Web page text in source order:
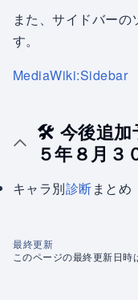
また、サイドバー
す。
MediaWiki:Sidebar
🛠 今後追加
５年８月３
キャラ別診断まとめ
最終更新
このページの最終更新日